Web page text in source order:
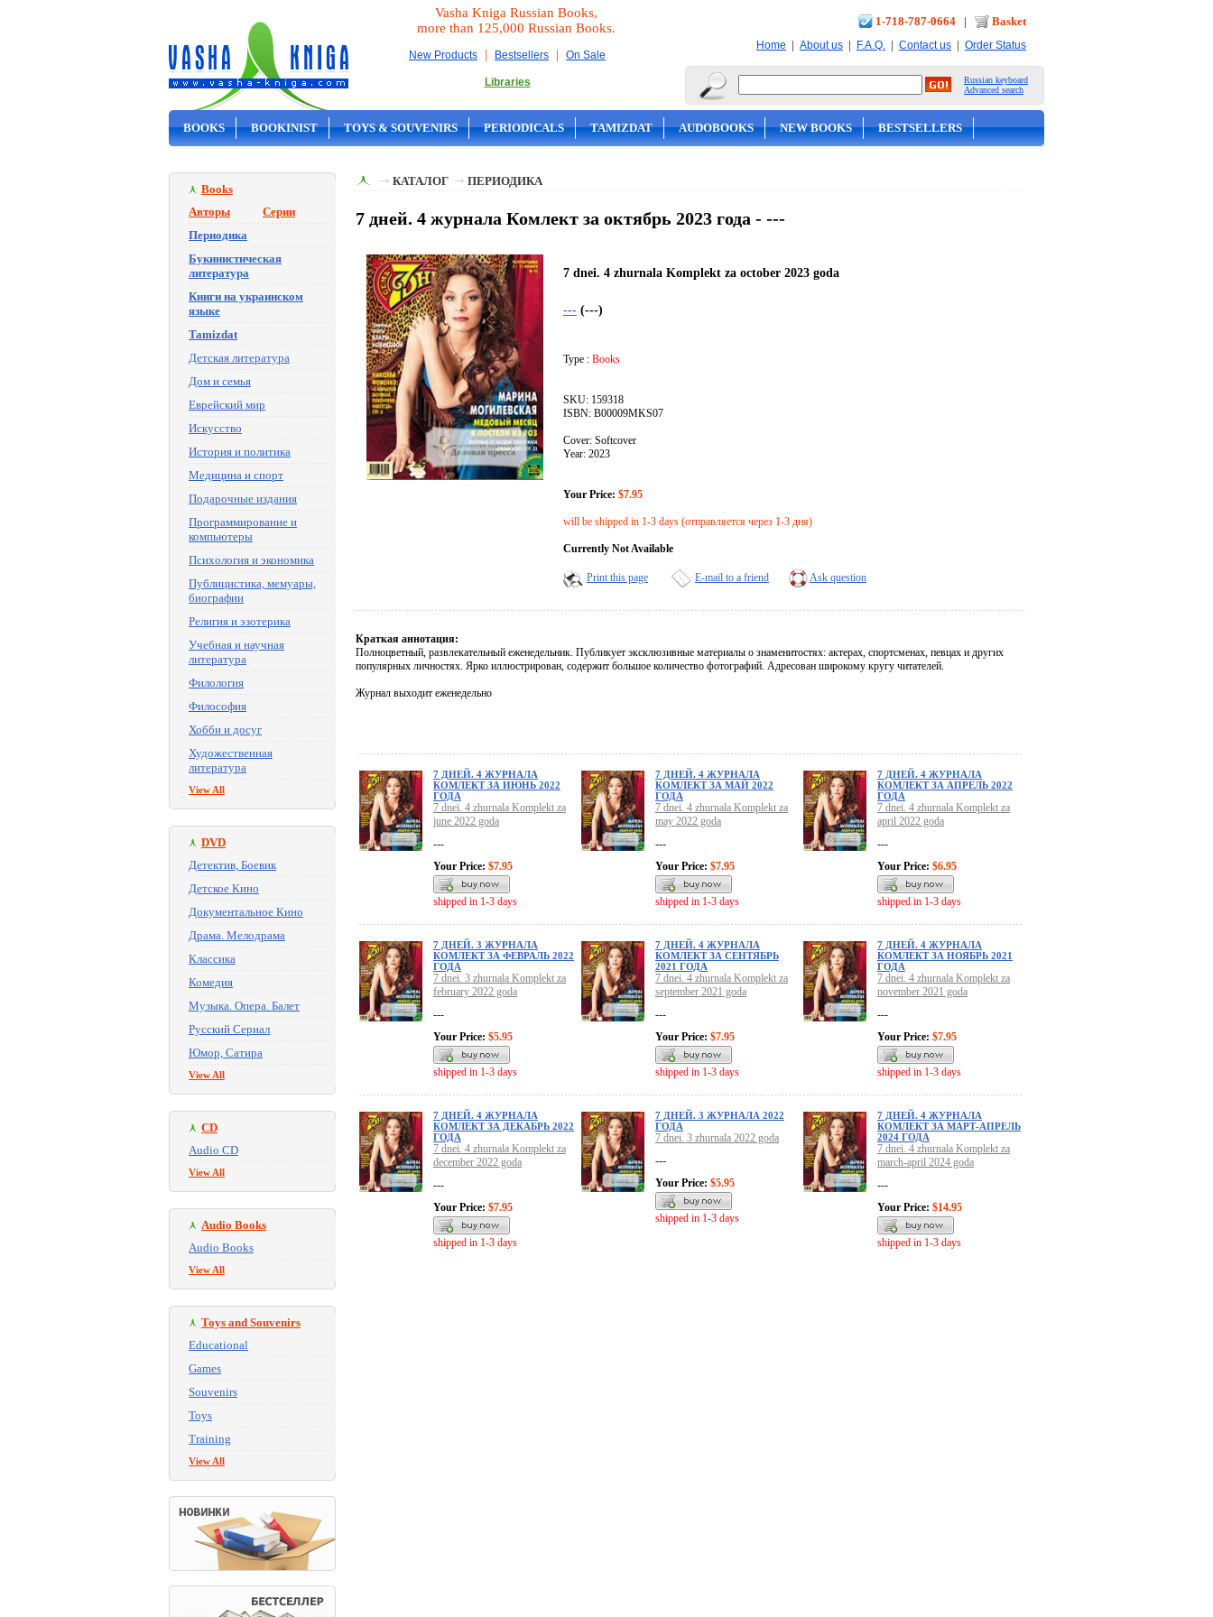
Vasha Kniga Russian Books,
more than 125,000 Russian Books.
New Products | Bestsellers | On Sale
Libraries
1-718-787-0664 | Basket
Home | About us | F.A.Q. | Contact us | Order Status
Russian keyboard
Advanced search
BOOKS BOOKINIST TOYS & SOUVENIRS PERIODICALS TAMIZDAT AUDOBOOKS NEW BOOKS BESTSELLERS
Books
Авторы
Серии
Периодика
Букинистическая
литература
Книги на украинском
языке
Tamizdat
Детская литература
Дом и семья
Еврейский мир
Искусство
История и политика
Медицина и спорт
Подарочные издания
Программирование и
компьютеры
Психология и экономика
Публицистика, мемуары,
биографии
Религия и эзотерика
Учебная и научная
литература
Филология
Философия
Хобби и досуг
Художественная
литература
View All
DVD
Детектив, Боевик
Детское Кино
Документальное Кино
Драма. Мелодрама
Классика
Комедия
Музыка. Опера. Балет
Русский Сериал
Юмор, Сатира
View All
CD
Audio CD
View All
Audio Books
Audio Books
View All
Toys and Souvenirs
Educational
Games
Souvenirs
Toys
Training
View All
КАТАЛОГ ПЕРИОДИКА
7 дней. 4 журнала Комлект за октябрь 2023 года - ---
7 dnei. 4 zhurnala Komplekt za october 2023 goda
--- (---)
Type : Books
SKU: 159318
ISBN: B00009MKS07
Cover: Softcover
Year: 2023
Your Price: $7.95
will be shipped in 1-3 days (отправляется через 1-3 дня)
Currently Not Available
Print this page E-mail to a friend Ask question
Краткая аннотация:
Полноцветный, развлекательный еженедельник. Публикует эксклюзивные материалы о знаменитостях: актерах, спортсменах, певцах и других
популярных личностях. Ярко иллюстрирован, содержит большое количество фотографий. Адресован широкому кругу читателей.
Журнал выходит еженедельно
7 ДНЕЙ. 4 ЖУРНАЛА
КОМЛЕКТ ЗА ИЮНЬ 2022
ГОДА
7 dnei. 4 zhurnala Komplekt za
june 2022 goda
---
Your Price: $7.95
shipped in 1-3 days
7 ДНЕЙ. 4 ЖУРНАЛА
КОМЛЕКТ ЗА МАЙ 2022
ГОДА
7 dnei. 4 zhurnala Komplekt za
may 2022 goda
---
Your Price: $7.95
shipped in 1-3 days
7 ДНЕЙ. 4 ЖУРНАЛА
КОМЛЕКТ ЗА АПРЕЛЬ 2022
ГОДА
7 dnei. 4 zhurnala Komplekt za
april 2022 goda
---
Your Price: $6.95
shipped in 1-3 days
7 ДНЕЙ. 3 ЖУРНАЛА
КОМЛЕКТ ЗА ФЕВРАЛЬ 2022
ГОДА
7 dnei. 3 zhurnala Komplekt za
february 2022 goda
---
Your Price: $5.95
shipped in 1-3 days
7 ДНЕЙ. 4 ЖУРНАЛА
КОМЛЕКТ ЗА СЕНТЯБРЬ
2021 ГОДА
7 dnei. 4 zhurnala Komplekt za
september 2021 goda
---
Your Price: $7.95
shipped in 1-3 days
7 ДНЕЙ. 4 ЖУРНАЛА
КОМЛЕКТ ЗА НОЯБРЬ 2021
ГОДА
7 dnei. 4 zhurnala Komplekt za
november 2021 goda
---
Your Price: $7.95
shipped in 1-3 days
7 ДНЕЙ. 4 ЖУРНАЛА
КОМЛЕКТ ЗА ДЕКАБРЬ 2022
ГОДА
7 dnei. 4 zhurnala Komplekt za
december 2022 goda
---
Your Price: $7.95
shipped in 1-3 days
7 ДНЕЙ. 3 ЖУРНАЛА 2022
ГОДА
7 dnei. 3 zhurnala 2022 goda
---
Your Price: $5.95
shipped in 1-3 days
7 ДНЕЙ. 4 ЖУРНАЛА
КОМЛЕКТ ЗА МАРТ-АПРЕЛЬ
2024 ГОДА
7 dnei. 4 zhurnala Komplekt za
march-april 2024 goda
---
Your Price: $14.95
shipped in 1-3 days